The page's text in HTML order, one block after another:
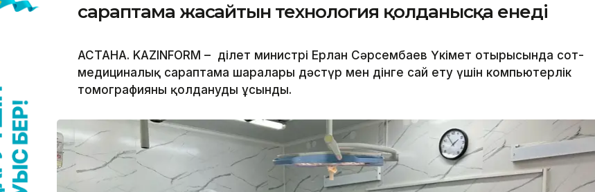
сараптама жасайтын технология қолданысқа енеді
АСТАНА. KAZINFORM – Әділет министрі Ерлан Сәрсембаев Үкімет отырысында сот-
медициналық сараптама шаралары дәстүр мен дінге сай ету үшін компьютерлік
томографияны қолдануды ұсынды.